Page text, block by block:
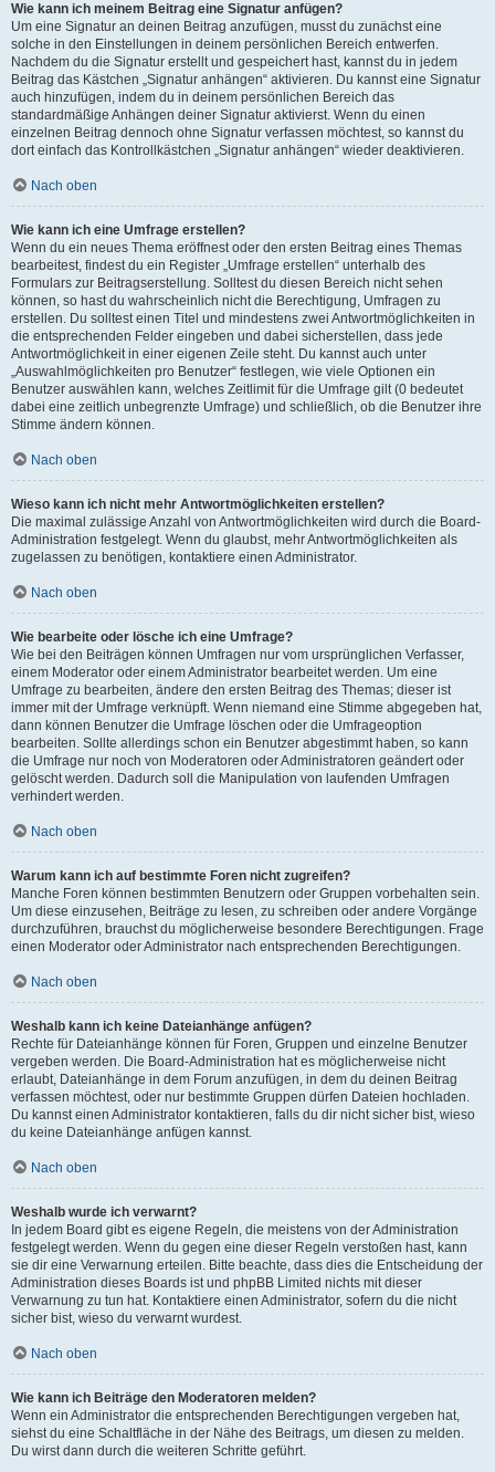
Wie kann ich meinem Beitrag eine Signatur anfügen?
Um eine Signatur an deinen Beitrag anzufügen, musst du zunächst eine
solche in den Einstellungen in deinem persönlichen Bereich entwerfen.
Nachdem du die Signatur erstellt und gespeichert hast, kannst du in jedem
Beitrag das Kästchen „Signatur anhängen“ aktivieren. Du kannst eine Signatur
auch hinzufügen, indem du in deinem persönlichen Bereich das
standardmäßige Anhängen deiner Signatur aktivierst. Wenn du einen
einzelnen Beitrag dennoch ohne Signatur verfassen möchtest, so kannst du
dort einfach das Kontrollkästchen „Signatur anhängen“ wieder deaktivieren.
Nach oben
Wie kann ich eine Umfrage erstellen?
Wenn du ein neues Thema eröffnest oder den ersten Beitrag eines Themas
bearbeitest, findest du ein Register „Umfrage erstellen“ unterhalb des
Formulars zur Beitragserstellung. Solltest du diesen Bereich nicht sehen
können, so hast du wahrscheinlich nicht die Berechtigung, Umfragen zu
erstellen. Du solltest einen Titel und mindestens zwei Antwortmöglichkeiten in
die entsprechenden Felder eingeben und dabei sicherstellen, dass jede
Antwortmöglichkeit in einer eigenen Zeile steht. Du kannst auch unter
„Auswahlmöglichkeiten pro Benutzer“ festlegen, wie viele Optionen ein
Benutzer auswählen kann, welches Zeitlimit für die Umfrage gilt (0 bedeutet
dabei eine zeitlich unbegrenzte Umfrage) und schließlich, ob die Benutzer ihre
Stimme ändern können.
Nach oben
Wieso kann ich nicht mehr Antwortmöglichkeiten erstellen?
Die maximal zulässige Anzahl von Antwortmöglichkeiten wird durch die Board-
Administration festgelegt. Wenn du glaubst, mehr Antwortmöglichkeiten als
zugelassen zu benötigen, kontaktiere einen Administrator.
Nach oben
Wie bearbeite oder lösche ich eine Umfrage?
Wie bei den Beiträgen können Umfragen nur vom ursprünglichen Verfasser,
einem Moderator oder einem Administrator bearbeitet werden. Um eine
Umfrage zu bearbeiten, ändere den ersten Beitrag des Themas; dieser ist
immer mit der Umfrage verknüpft. Wenn niemand eine Stimme abgegeben hat,
dann können Benutzer die Umfrage löschen oder die Umfrageoption
bearbeiten. Sollte allerdings schon ein Benutzer abgestimmt haben, so kann
die Umfrage nur noch von Moderatoren oder Administratoren geändert oder
gelöscht werden. Dadurch soll die Manipulation von laufenden Umfragen
verhindert werden.
Nach oben
Warum kann ich auf bestimmte Foren nicht zugreifen?
Manche Foren können bestimmten Benutzern oder Gruppen vorbehalten sein.
Um diese einzusehen, Beiträge zu lesen, zu schreiben oder andere Vorgänge
durchzuführen, brauchst du möglicherweise besondere Berechtigungen. Frage
einen Moderator oder Administrator nach entsprechenden Berechtigungen.
Nach oben
Weshalb kann ich keine Dateianhänge anfügen?
Rechte für Dateianhänge können für Foren, Gruppen und einzelne Benutzer
vergeben werden. Die Board-Administration hat es möglicherweise nicht
erlaubt, Dateianhänge in dem Forum anzufügen, in dem du deinen Beitrag
verfassen möchtest, oder nur bestimmte Gruppen dürfen Dateien hochladen.
Du kannst einen Administrator kontaktieren, falls du dir nicht sicher bist, wieso
du keine Dateianhänge anfügen kannst.
Nach oben
Weshalb wurde ich verwarnt?
In jedem Board gibt es eigene Regeln, die meistens von der Administration
festgelegt werden. Wenn du gegen eine dieser Regeln verstoßen hast, kann
sie dir eine Verwarnung erteilen. Bitte beachte, dass dies die Entscheidung der
Administration dieses Boards ist und phpBB Limited nichts mit dieser
Verwarnung zu tun hat. Kontaktiere einen Administrator, sofern du die nicht
sicher bist, wieso du verwarnt wurdest.
Nach oben
Wie kann ich Beiträge den Moderatoren melden?
Wenn ein Administrator die entsprechenden Berechtigungen vergeben hat,
siehst du eine Schaltfläche in der Nähe des Beitrags, um diesen zu melden.
Du wirst dann durch die weiteren Schritte geführt.